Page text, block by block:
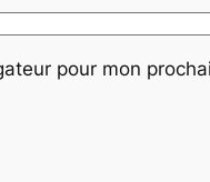
pour mon